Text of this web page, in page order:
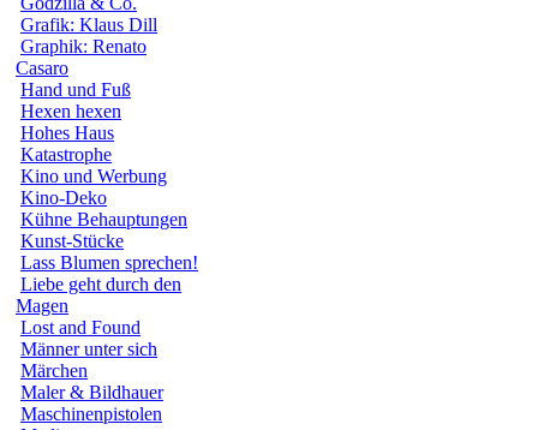
Grafik: Klaus Dill
Graphik: Renato
Casaro
Hand und Fuß
Hexen hexen
Hohes Haus
Katastrophe
Kino und Werbung
Kino-Deko
Kühne Behauptungen
Kunst-Stücke
Lass Blumen sprechen!
Liebe geht durch den
Magen
Lost and Found
Männer unter sich
Märchen
Maler & Bildhauer
Maschinenpistolen